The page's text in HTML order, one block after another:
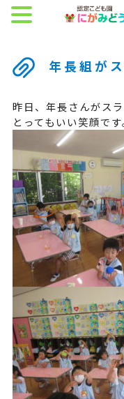
年長組が
昨日、年長さんがス
とってもいい笑顔です